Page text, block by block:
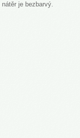
je bezbarvý.